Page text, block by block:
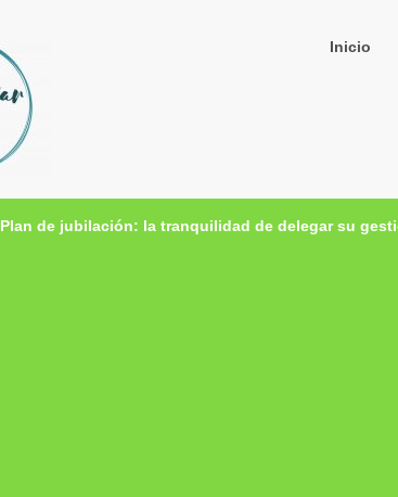
Inicio
Plan de jubilación: la tranquilidad de delegar su